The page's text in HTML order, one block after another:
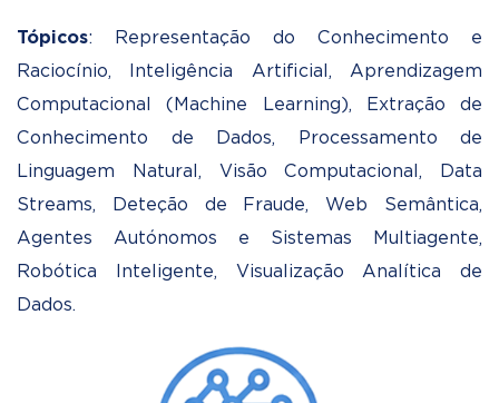
Tópicos: Representação do Conhecimento e
Raciocínio, Inteligência Artificial, Aprendizagem
Computacional (Machine Learning), Extração de
Conhecimento de Dados, Processamento de
Linguagem Natural, Visão Computacional, Data
Streams, Deteção de Fraude, Web Semântica,
Agentes Autónomos e Sistemas Multiagente,
Robótica Inteligente, Visualização Analítica de
Dados.